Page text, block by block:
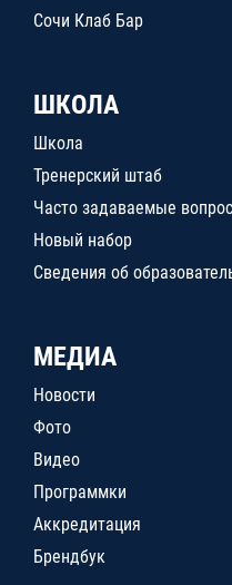
Сочи Клаб Бар
ШКОЛА
Школа
Тренерский штаб
Часто задаваемые
Новый набор
Сведения об
МЕДИА
Новости
Фото
Видео
Программки
Аккредитация
Брендбук